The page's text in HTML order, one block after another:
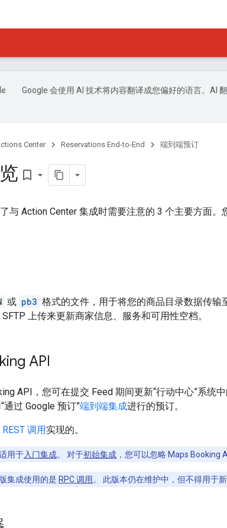
Google 会使用 AI 技术将内容翻译成您偏好的语言。AI
Center Reservations End-to-End 端到端预订
bookmark_border
与 Action Center 集成时需要注意的 3 个主要方面。
或 pb3 格式的文件，用于将您的商品目录数据传输
上传来更新商家信息、服务和可用性空档。
API
API，您可在提交 Feed 期间更新“行动中心”系统
通过 Google 预订”端到端集成进行的预订。
REST 调用实现的。
用于入门集成。 对于初始集成 ，您可以忽略 Maps Booking
集成使用的是 RPC 调用 。 此版本仍在维护中，但不得用于新